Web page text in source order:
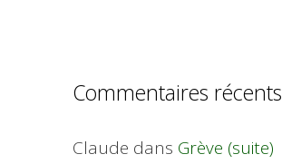
Commentaires récents
Claude dans Grève (suite)